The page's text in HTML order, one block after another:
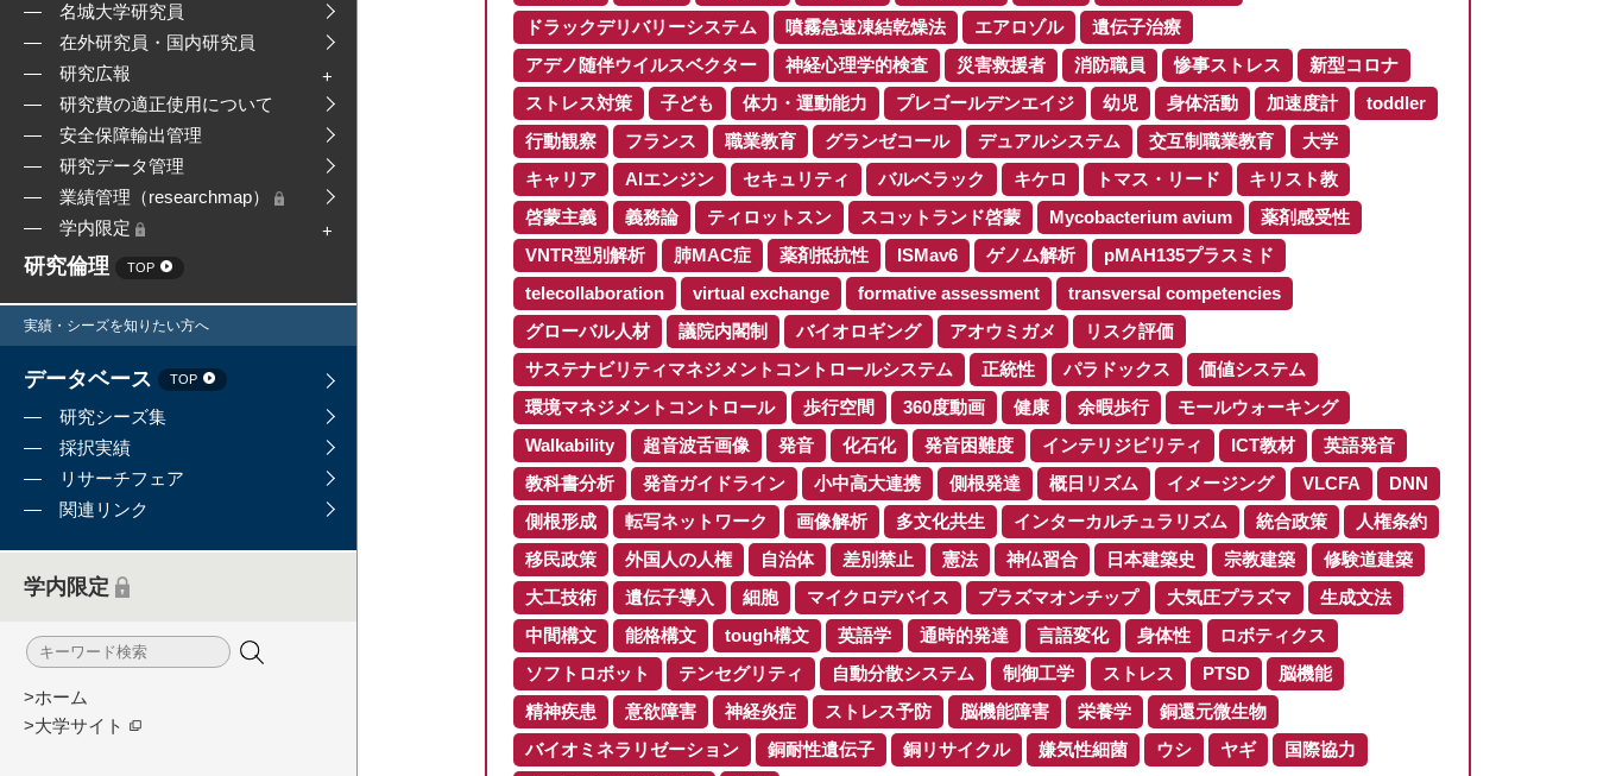
名城大学研究員
在外研究員・国内研究員
研究広報
研究費の適正使用について
安全保障輸出管理
研究データ管理
業績管理（researchmap）
学内限定
研究倫理 TOP
実績・シーズを知りたい方へ
データベース TOP
研究シーズ集
採択実績
リサーチフェア
関連リンク
学内限定
>ホーム
>大学サイト
ドラックデリバリーシステム
噴霧急速凍結乾燥法 エアロゾル
遺伝子治療
アデノ随伴ウイルスベクター
神経心理学的検査 災害救援者 消防職員 惨事ストレス
新型コロナ
ストレス対策
子ども 体力・運動能力 プレゴールデンエイジ 幼児 身体活動 加速度計
toddler
行動観察
フランス 職業教育 グランゼコール デュアルシステム 交互制職業教育
大学
キャリア
AIエンジン セキュリティ バルベラック キケロ トマス・リード
キリスト教
啓蒙主義
義務論 ティロットスン スコットランド啓蒙 Mycobacterium avium
薬剤感受性
VNTR型別解析
肺MAC症 薬剤抵抗性 ISMav6 ゲノム解析
pMAH135プラスミド
telecollaboration
virtual exchange formative assessment
transversal competencies
グローバル人材
議院内閣制 バイオロギング アオウミガメ
リスク評価
サステナビリティマネジメントコントロールシステム
正統性 パラドックス
価値システム
環境マネジメントコントロール
歩行空間 360度動画 健康 余暇歩行
モールウォーキング
Walkability
超音波舌画像 発音 化石化 発音困難度 インテリジビリティ ICT教材
英語発音
教科書分析
発音ガイドライン 小中高大連携 側根発達 概日リズム イメージング VLCFA
DNN
側根形成
転写ネットワーク 画像解析 多文化共生 インターカルチュラリズム 統合政策
人権条約
移民政策
外国人の人権 自治体 差別禁止 憲法 神仏習合 日本建築史 宗教建築
修験道建築
大工技術
遺伝子導入 細胞 マイクロデバイス プラズマオンチップ 大気圧プラズマ
生成文法
中間構文
能格構文 tough構文 英語学 通時的発達 言語変化 身体性
ロボティクス
ソフトロボット
テンセグリティ 自動分散システム 制御工学 ストレス PTSD
脳機能
精神疾患
意欲障害 神経炎症 ストレス予防 脳機能障害 栄養学
銅還元微生物
バイオミネラリゼーション
銅耐性遺伝子 銅リサイクル 嫌気性細菌 ウシ ヤギ
国際協力